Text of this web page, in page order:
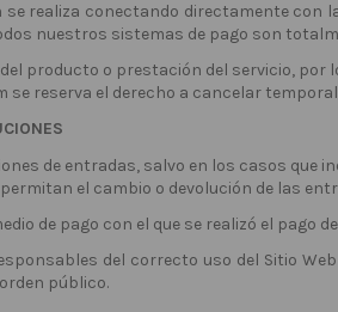
se realiza conectando directamente
nuestros sistemas de pago son
producto o prestación del servicio,
se reserva el derecho a cancelar
de entradas, salvo en los casos que
el cambio o devolución de las
de pago con el que se realizó el
del correcto uso del Sitio
público.